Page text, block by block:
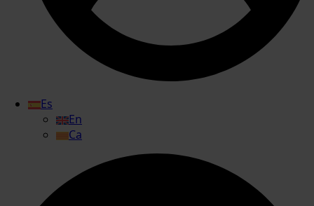
Es
En
Ca